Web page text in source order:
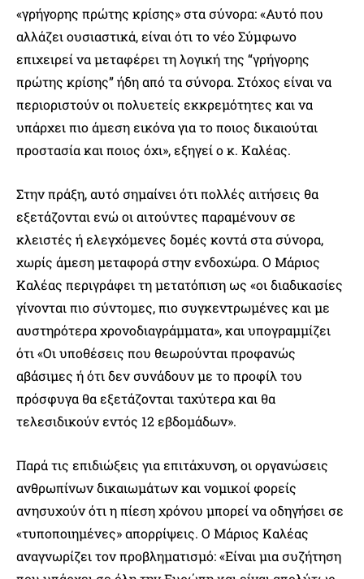
«γρήγορης πρώτης κρίσης» στα σύνορα: «Αυτό που
αλλάζει ουσιαστικά, είναι ότι το νέο Σύμφωνο
επιχειρεί να μεταφέρει τη λογική της “γρήγορης
πρώτης κρίσης” ήδη από τα σύνορα. Στόχος είναι να
περιοριστούν οι πολυετείς εκκρεμότητες και να
υπάρχει πιο άμεση εικόνα για το ποιος δικαιούται
προστασία και ποιος όχι», εξηγεί ο κ. Καλέας.
Στην πράξη, αυτό σημαίνει ότι πολλές αιτήσεις θα
εξετάζονται ενώ οι αιτούντες παραμένουν σε
κλειστές ή ελεγχόμενες δομές κοντά στα σύνορα,
χωρίς άμεση μεταφορά στην ενδοχώρα. Ο Μάριος
Καλέας περιγράφει τη μετατόπιση ως «οι διαδικασίες
γίνονται πιο σύντομες, πιο συγκεντρωμένες και με
αυστηρότερα χρονοδιαγράμματα», και υπογραμμίζει
ότι «Οι υποθέσεις που θεωρούνται προφανώς
αβάσιμες ή ότι δεν συνάδουν με το προφίλ του
πρόσφυγα θα εξετάζονται ταχύτερα και θα
τελεσιδικούν εντός 12 εβδομάδων».
Παρά τις επιδιώξεις για επιτάχυνση, οι οργανώσεις
ανθρωπίνων δικαιωμάτων και νομικοί φορείς
ανησυχούν ότι η πίεση χρόνου μπορεί να οδηγήσει σε
«τυποποιημένες» απορρίψεις. Ο Μάριος Καλέας
αναγνωρίζει τον προβληματισμό: «Είναι μια συζήτηση